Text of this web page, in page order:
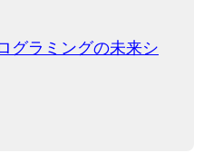
グラミングの未来シ